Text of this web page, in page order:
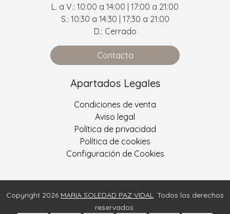
L. a V.: 10:00 a 14:00 | 17:00 a 21:00
S.: 10:30 a 14:30 | 17:30 a 21:00
D.: Cerrado
Contacta
Apartados Legales
Condiciones de venta
Aviso legal
Política de privacidad
Política de cookies
Configuración de Cookies
Copyright 2026 MARIA SOLEDAD PAZ VIDAL
. Todos los derechos
reservados.